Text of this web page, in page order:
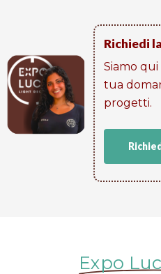
Richiedi
Siamo
tua
progetti​.
Expo